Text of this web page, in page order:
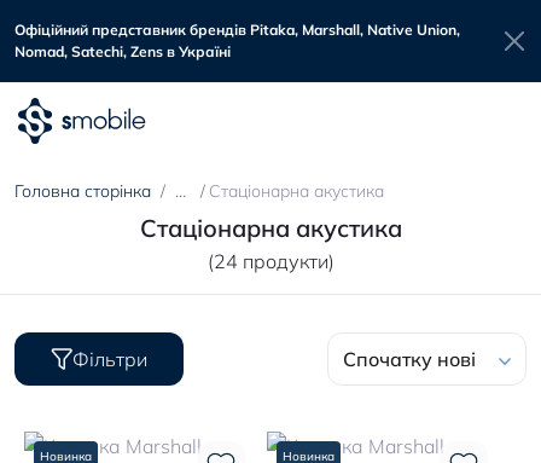
Офіційний представник брендів Pitaka, Marshall, Native Union,
Nomad, Satechi, Zens в Україні
Головна сторінка Стаціонарна акустика
Стаціонарна акустика
(24 продукти)
Фільтри Спочатку нові
Новинка Новинка